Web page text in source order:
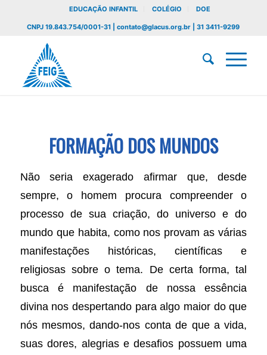
EDUCAÇÃO INFANTIL COLÉGIO DOE
CNPJ 19.843.754/0001-31 | contato@glacus.org.br | 31 3411-9299
FORMAÇÃO DOS MUNDOS
Não seria exagerado afirmar que, desde
sempre, o homem procura compreender o
processo de sua criação, do universo e do
mundo que habita, como nos provam as várias
manifestações históricas, científicas e
religiosas sobre o tema. De certa forma, tal
busca é manifestação de nossa essência
divina nos despertando para algo maior do que
nós mesmos, dando-nos conta de que a vida,
suas dores, alegrias e desafios possuem uma